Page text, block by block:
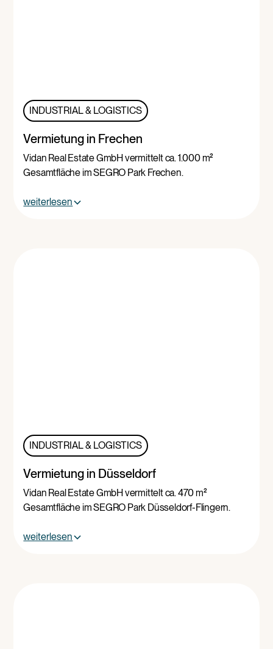
INDUSTRIAL & LOGISTICS
Vermietung in Frechen
Vidan Real Estate GmbH vermittelt ca. 1.000 m²
Gesamtfläche im SEGRO Park Frechen.
weiterlesen
INDUSTRIAL & LOGISTICS
Vermietung in Düsseldorf
Vidan Real Estate GmbH vermittelt ca. 470 m²
Gesamtfläche im SEGRO Park Düsseldorf-Flingern.
weiterlesen